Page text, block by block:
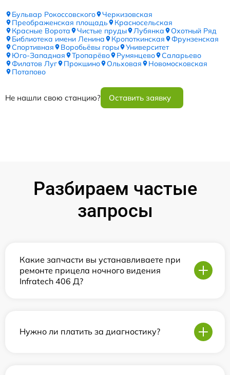
Бульвар Рокоссовского
Черкизовская
Преображенская площадь
Красносельская
Красные Ворота
Чистые пруды Лубянка
Охотный Ряд
Библиотека имени Ленина
Кропоткинская
Фрунзенская
Спортивная
Воробьёвы горы
Университет
Юго-Западная
Тропарёво Румянцево
Саларьево
Филатов Луг
Прокшино Ольховая
Новомосковская
Потапово
Не нашли свою станцию? Оставить заявку
Разбираем частые
запросы
Какие запчасти вы устанавливаете при
ремонте прицела ночного видения
Infratech 406 Д?
Нужно ли платить за диагностику?